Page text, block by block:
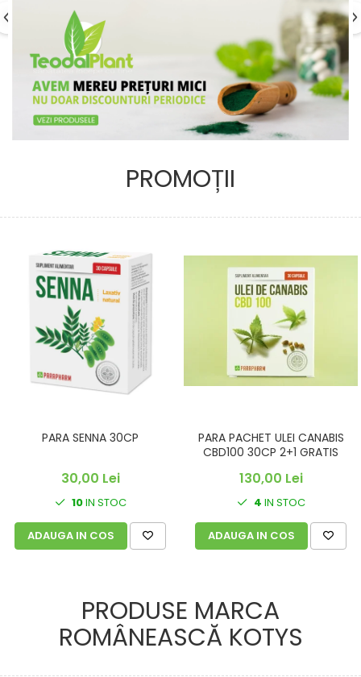
PROMOȚII
PARA SENNA 30CP
30,00 Lei
10IN STOC
ADAUGA IN COS
PARA PACHET ULEI CANABIS
CBD100 30CP 2+1 GRATIS
130,00 Lei
4 IN STOC
ADAUGA IN COS
PRODUSE MARCA
ROMÂNEASCĂ KOTYS